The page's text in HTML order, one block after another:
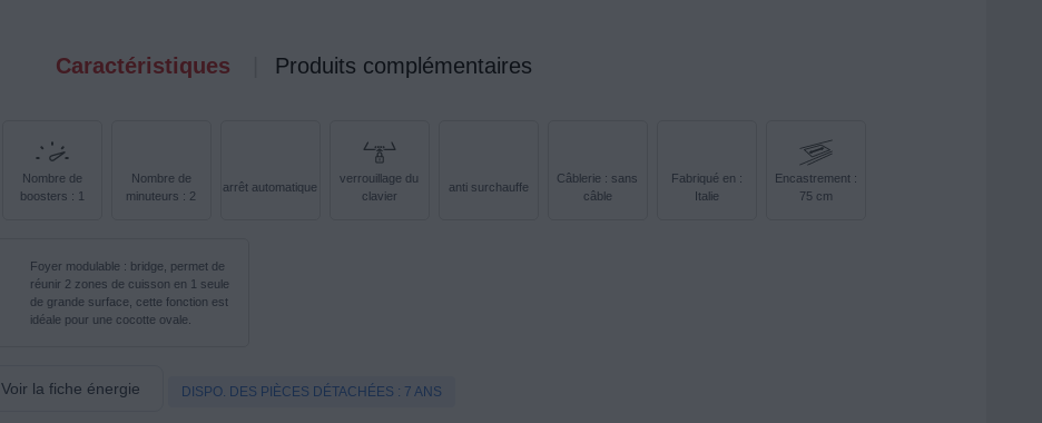
Caractéristiques Produits complémentaires
Nombre de
boosters : 1
Nombre de
minuteurs : 2
arrêt automatique
verrouillage du
clavier
anti surchauffe
Câblerie : sans
câble
Fabriqué en :
Italie
Encastrement :
75 cm
Foyer modulable : bridge, permet de
réunir 2 zones de cuisson en 1 seule
de grande surface, cette fonction est
idéale pour une cocotte ovale.
Voir la fiche énergie DISPO. DES PIÈCES DÉTACHÉES : 7 ANS